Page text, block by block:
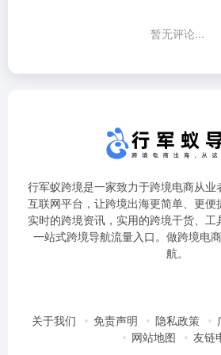
暂无评论...
行军蚁跨境是一家致力于跨境电商从业
互联网平台，让跨境出海更简单、更
实时的跨境资讯，实用的跨境干货、
一站式跨境导航流量入口。做跨境电
航。
关于我们 免责声明 隐私政策
网站地图
友链